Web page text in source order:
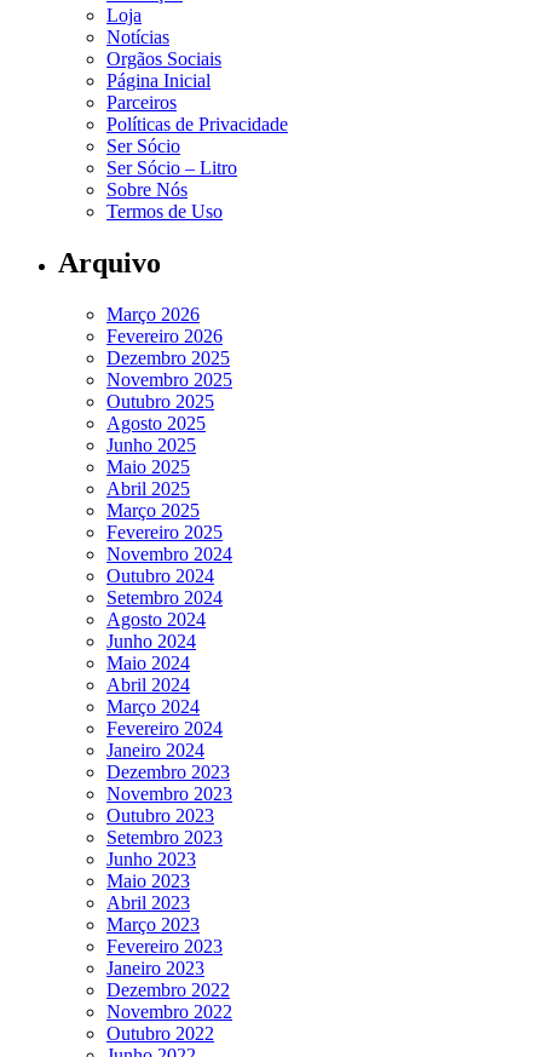
Loja
Notícias
Orgãos Sociais
Página Inicial
Parceiros
Políticas de Privacidade
Ser Sócio
Ser Sócio – Litro
Sobre Nós
Termos de Uso
Arquivo
Março 2026
Fevereiro 2026
Dezembro 2025
Novembro 2025
Outubro 2025
Agosto 2025
Junho 2025
Maio 2025
Abril 2025
Março 2025
Fevereiro 2025
Novembro 2024
Outubro 2024
Setembro 2024
Agosto 2024
Junho 2024
Maio 2024
Abril 2024
Março 2024
Fevereiro 2024
Janeiro 2024
Dezembro 2023
Novembro 2023
Outubro 2023
Setembro 2023
Junho 2023
Maio 2023
Abril 2023
Março 2023
Fevereiro 2023
Janeiro 2023
Dezembro 2022
Novembro 2022
Outubro 2022